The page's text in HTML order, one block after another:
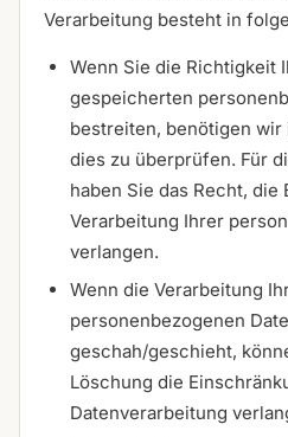
Verarbeitung besteht in
Wenn Sie die Richtigkeit
gespeicherten
bestreiten, benötigen wir
dies zu überprüfen. Für
haben Sie das Recht, die
Verarbeitung Ihrer
verlangen.
Wenn die Verarbeitung
personenbezogenen
geschah/geschieht,
Löschung die
Datenverarbeitung